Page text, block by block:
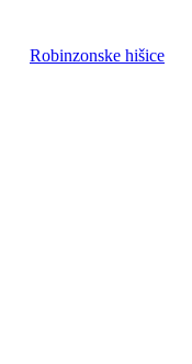
Robinzonske hišice